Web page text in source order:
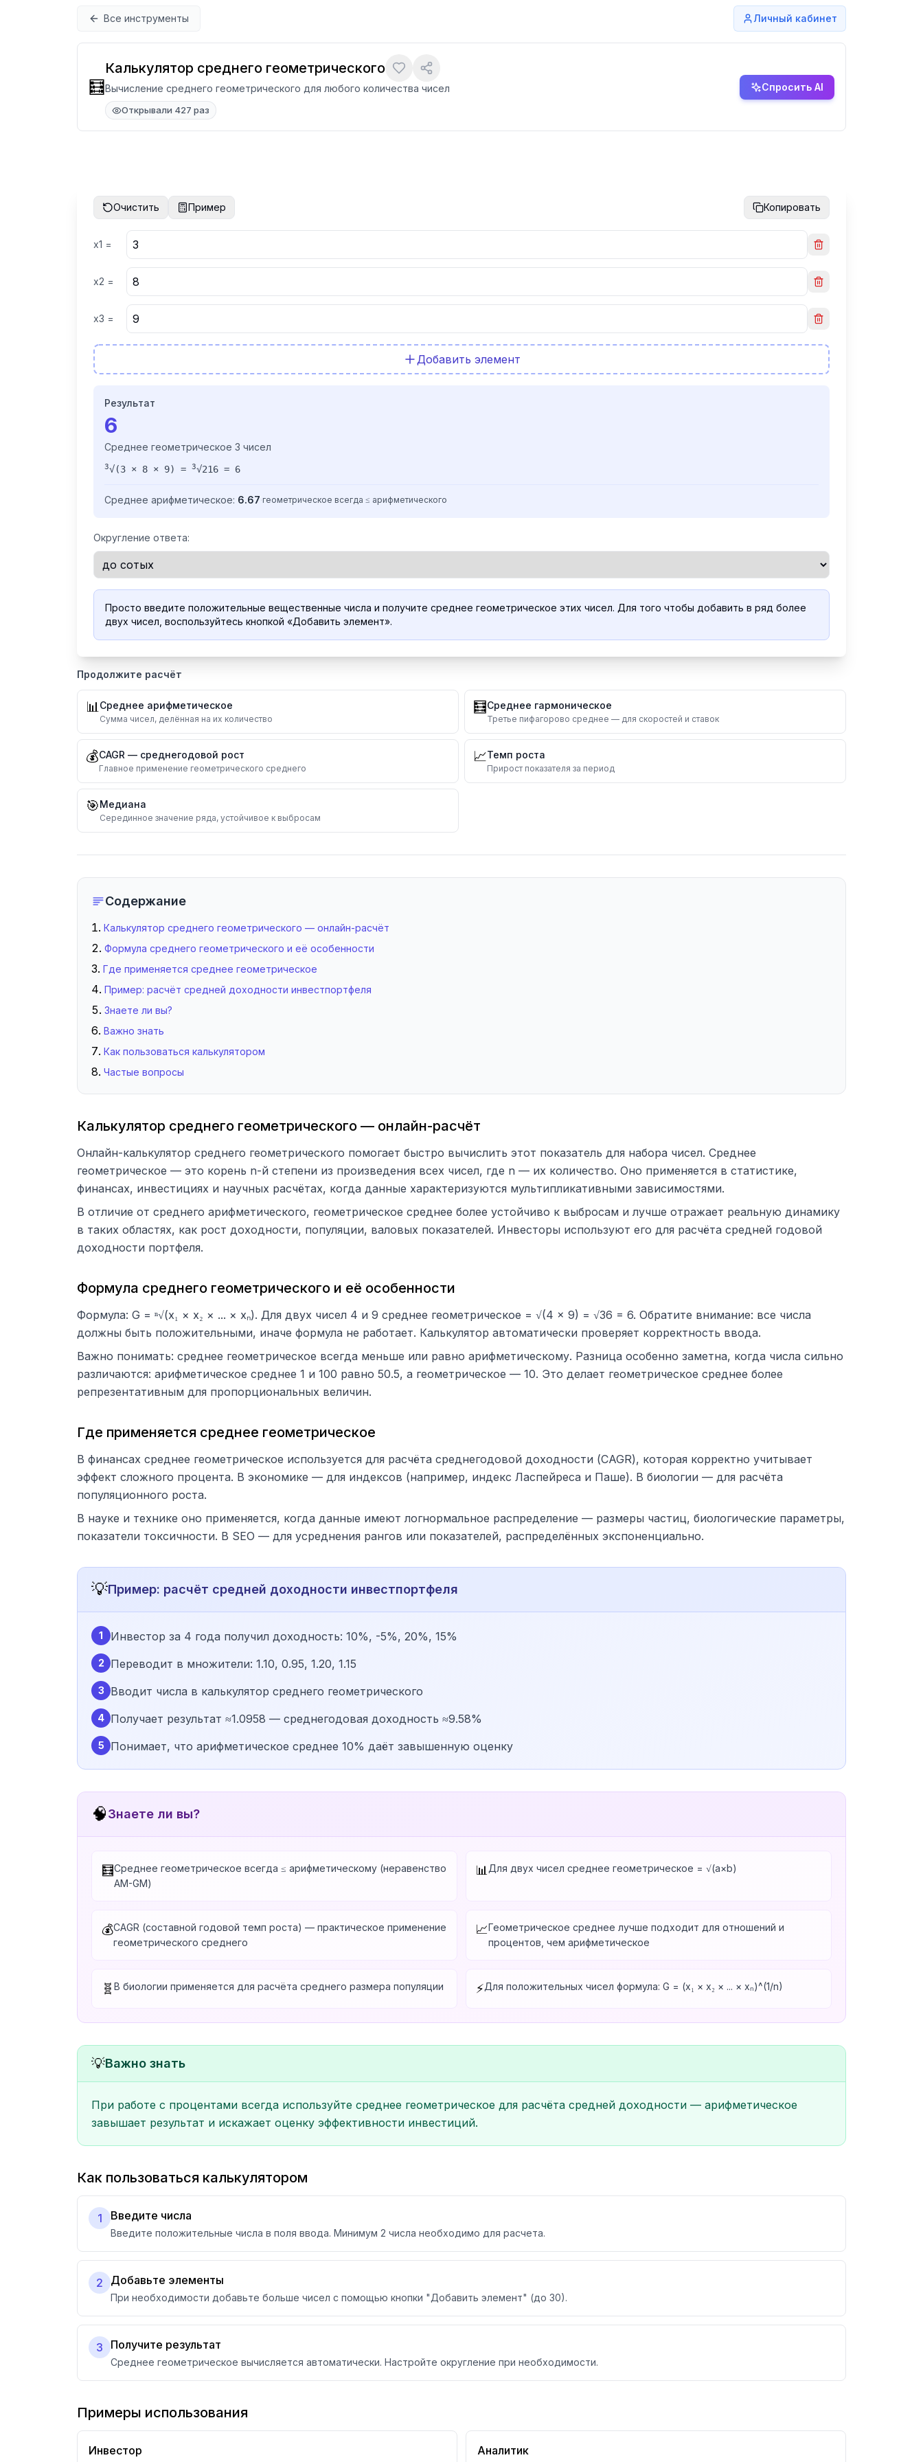
Все инструменты Личный кабинет
🧮
Калькулятор среднего геометрического
Вычисление среднего геометрического для любого количества чисел
Открывали 427 раз
Спросить AI
Очистить Пример Копировать
x1 =
x2 =
x3 =
Добавить элемент
Результат
6
Среднее геометрическое 3 чисел
3√(3 × 8 × 9) = 3√216 = 6
Среднее арифметическое: 6.67·геометрическое всегда ≤ арифметического
Округление ответа:
Просто введите положительные вещественные числа и получите среднее геометрическое этих чисел. Для того чтобы добавить в ряд более
двух чисел, воспользуйтесь кнопкой «Добавить элемент».
Продолжите расчёт
📊Среднее арифметическое
Сумма чисел, делённая на их количество
🧮Среднее гармоническое
Третье пифагорово среднее — для скоростей и ставок
💰CAGR — среднегодовой рост
Главное применение геометрического среднего
📈Темп роста
Прирост показателя за период
🎯Медиана
Серединное значение ряда, устойчивое к выбросам
Содержание
Калькулятор среднего геометрического — онлайн-расчёт
Формула среднего геометрического и её особенности
Где применяется среднее геометрическое
Пример: расчёт средней доходности инвестпортфеля
Знаете ли вы?
Важно знать
Как пользоваться калькулятором
Частые вопросы
Калькулятор среднего геометрического — онлайн-расчёт
Онлайн-калькулятор среднего геометрического помогает быстро вычислить этот показатель для набора чисел. Среднее
геометрическое — это корень n-й степени из произведения всех чисел, где n — их количество. Оно применяется в статистике,
финансах, инвестициях и научных расчётах, когда данные характеризуются мультипликативными зависимостями.
В отличие от среднего арифметического, геометрическое среднее более устойчиво к выбросам и лучше отражает реальную динамику
в таких областях, как рост доходности, популяции, валовых показателей. Инвесторы используют его для расчёта средней годовой
доходности портфеля.
Формула среднего геометрического и её особенности
Формула: G = ⁿ√(x₁ × x₂ × ... × xₙ). Для двух чисел 4 и 9 среднее геометрическое = √(4 × 9) = √36 = 6. Обратите внимание: все числа
должны быть положительными, иначе формула не работает. Калькулятор автоматически проверяет корректность ввода.
Важно понимать: среднее геометрическое всегда меньше или равно арифметическому. Разница особенно заметна, когда числа сильно
различаются: арифметическое среднее 1 и 100 равно 50.5, а геометрическое — 10. Это делает геометрическое среднее более
репрезентативным для пропорциональных величин.
Где применяется среднее геометрическое
В финансах среднее геометрическое используется для расчёта среднегодовой доходности (CAGR), которая корректно учитывает
эффект сложного процента. В экономике — для индексов (например, индекс Ласпейреса и Паше). В биологии — для расчёта
популяционного роста.
В науке и технике оно применяется, когда данные имеют логнормальное распределение — размеры частиц, биологические параметры,
показатели токсичности. В SEO — для усреднения рангов или показателей, распределённых экспоненциально.
💡Пример: расчёт средней доходности инвестпортфеля
1 Инвестор за 4 года получил доходность: 10%, -5%, 20%, 15%
2 Переводит в множители: 1.10, 0.95, 1.20, 1.15
3 Вводит числа в калькулятор среднего геометрического
4 Получает результат ≈1.0958 — среднегодовая доходность ≈9.58%
5 Понимает, что арифметическое среднее 10% даёт завышенную оценку
🧠Знаете ли вы?
🧮Среднее геометрическое всегда ≤ арифметическому (неравенство
AM-GM)
📊 Для двух чисел среднее геометрическое = √(a×b)
💰CAGR (составной годовой темп роста) — практическое применение
геометрического среднего
📈Геометрическое среднее лучше подходит для отношений и
процентов, чем арифметическое
🧬 В биологии применяется для расчёта среднего размера популяции ⚡Для положительных чисел формула: G = (x₁ × x₂ × ... × xₙ)^(1/n)
💡Важно знать
При работе с процентами всегда используйте среднее геометрическое для расчёта средней доходности — арифметическое
завышает результат и искажает оценку эффективности инвестиций.
Как пользоваться калькулятором
1 Введите числа
Введите положительные числа в поля ввода. Минимум 2 числа необходимо для расчета.
2 Добавьте элементы
При необходимости добавьте больше чисел с помощью кнопки "Добавить элемент" (до 30).
3 Получите результат
Среднее геометрическое вычисляется автоматически. Настройте округление при необходимости.
Примеры использования
Инвестор Аналитик